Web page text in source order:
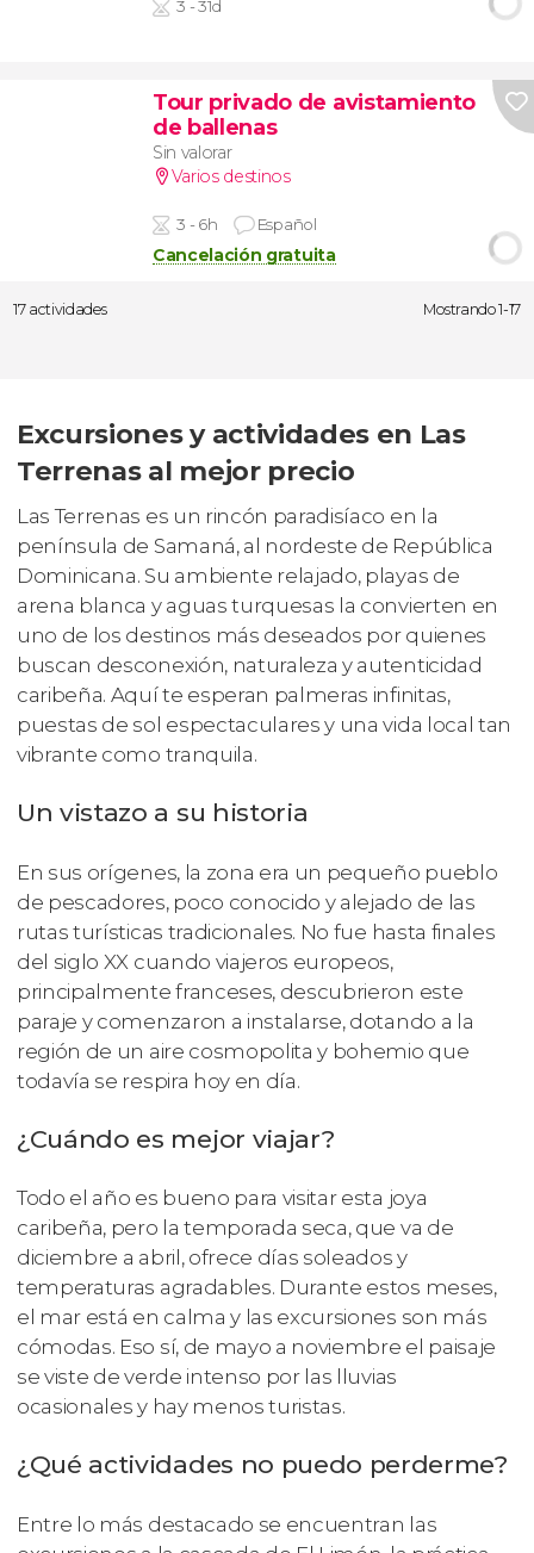
3 - 31d
Tour privado de avistamiento
de ballenas
Sin valorar
Varios destinos
3 - 6h Español
Cancelación gratuita
17 actividades Mostrando 1-17
Excursiones y actividades en Las
Terrenas al mejor precio
Las Terrenas es un rincón paradisíaco en la
península de Samaná, al nordeste de República
Dominicana. Su ambiente relajado, playas de
arena blanca y aguas turquesas la convierten en
uno de los destinos más deseados por quienes
buscan desconexión, naturaleza y autenticidad
caribeña. Aquí te esperan palmeras infinitas,
puestas de sol espectaculares y una vida local tan
vibrante como tranquila.
Un vistazo a su historia
En sus orígenes, la zona era un pequeño pueblo
de pescadores, poco conocido y alejado de las
rutas turísticas tradicionales. No fue hasta finales
del siglo XX cuando viajeros europeos,
principalmente franceses, descubrieron este
paraje y comenzaron a instalarse, dotando a la
región de un aire cosmopolita y bohemio que
todavía se respira hoy en día.
¿Cuándo es mejor viajar?
Todo el año es bueno para visitar esta joya
caribeña, pero la temporada seca, que va de
diciembre a abril, ofrece días soleados y
temperaturas agradables. Durante estos meses,
el mar está en calma y las excursiones son más
cómodas. Eso sí, de mayo a noviembre el paisaje
se viste de verde intenso por las lluvias
ocasionales y hay menos turistas.
¿Qué actividades no puedo perderme?
Entre lo más destacado se encuentran las